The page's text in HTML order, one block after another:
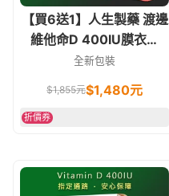
【買6送1】人生製藥 渡邊
維他命D 400IU膜衣錠
120錠(非活性維他命D)
全新包裝
$1,855元$1,480元
折價券